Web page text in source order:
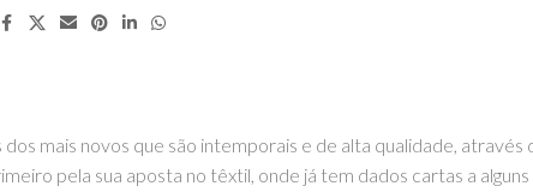
mais novos que são intemporais e de alta qualidade, através
pela sua aposta no têxtil, onde já tem dados cartas a alguns